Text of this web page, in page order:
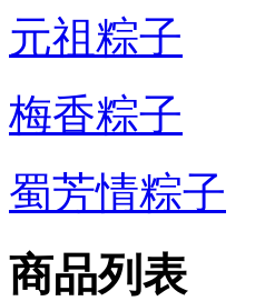
元祖粽子
梅香粽子
蜀芳情粽子
商品列表